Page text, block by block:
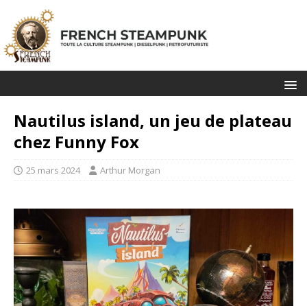
Nautilus island, un jeu de plateau
chez Funny Fox
25 mars 2024 Arthur Morgan